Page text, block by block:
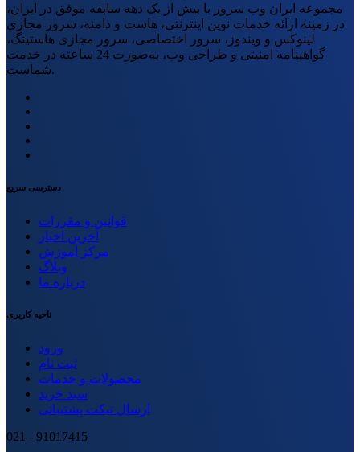
مجموعه ایران وب سرور با بیش از یک دهه سابقه موفق در ایران،
در زمینه ارائه خدمات نوین اینترنتی، هاست و دامنه، سرور مجازی
لینوکس و ویندوز، سرور اختصاصی، سرور مجازی هاستینگ،
گواهینامه امنیتی و طراحی وب، به‌صورت 24 ساعته در خدمت
شماست.
دسترسی سریع
قوانین و مقررات
آخرین اخبار
مرکز آموزش
وبلاگ
درباره ما
ناحیه کاربری
ورود
ثبت نام
محصولات و خدمات
سبد خرید
ارسال تیکت پشتیبانی
021 - 91017415